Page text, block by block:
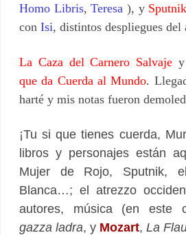
Homo Libris,Teresa ), y
con Isi, distintos despliegues
La Caza del Carnero Salvaje y
que da Cuerda al Mundo.
harté y mis notas fueron
¡Tu si que tienes cuerda,
libros y personajes están
Mujer de Rojo, Sputnik,
Blanca…; el atrezzo
autores, música (en este
gazza ladra, y Mozart, La